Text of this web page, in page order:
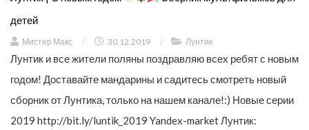
детей
Мистер Макс / 30.12.2019 / Лунтик
Лунтик и все жители поляны поздравляю всех ребят с новым
годом! Доставайте мандарины и садитесь смотреть новый
сборник от Лунтика, только на нашем канале!:) Новые серии
2019 http://bit.ly/luntik_2019 Yandex-market Лунтик: